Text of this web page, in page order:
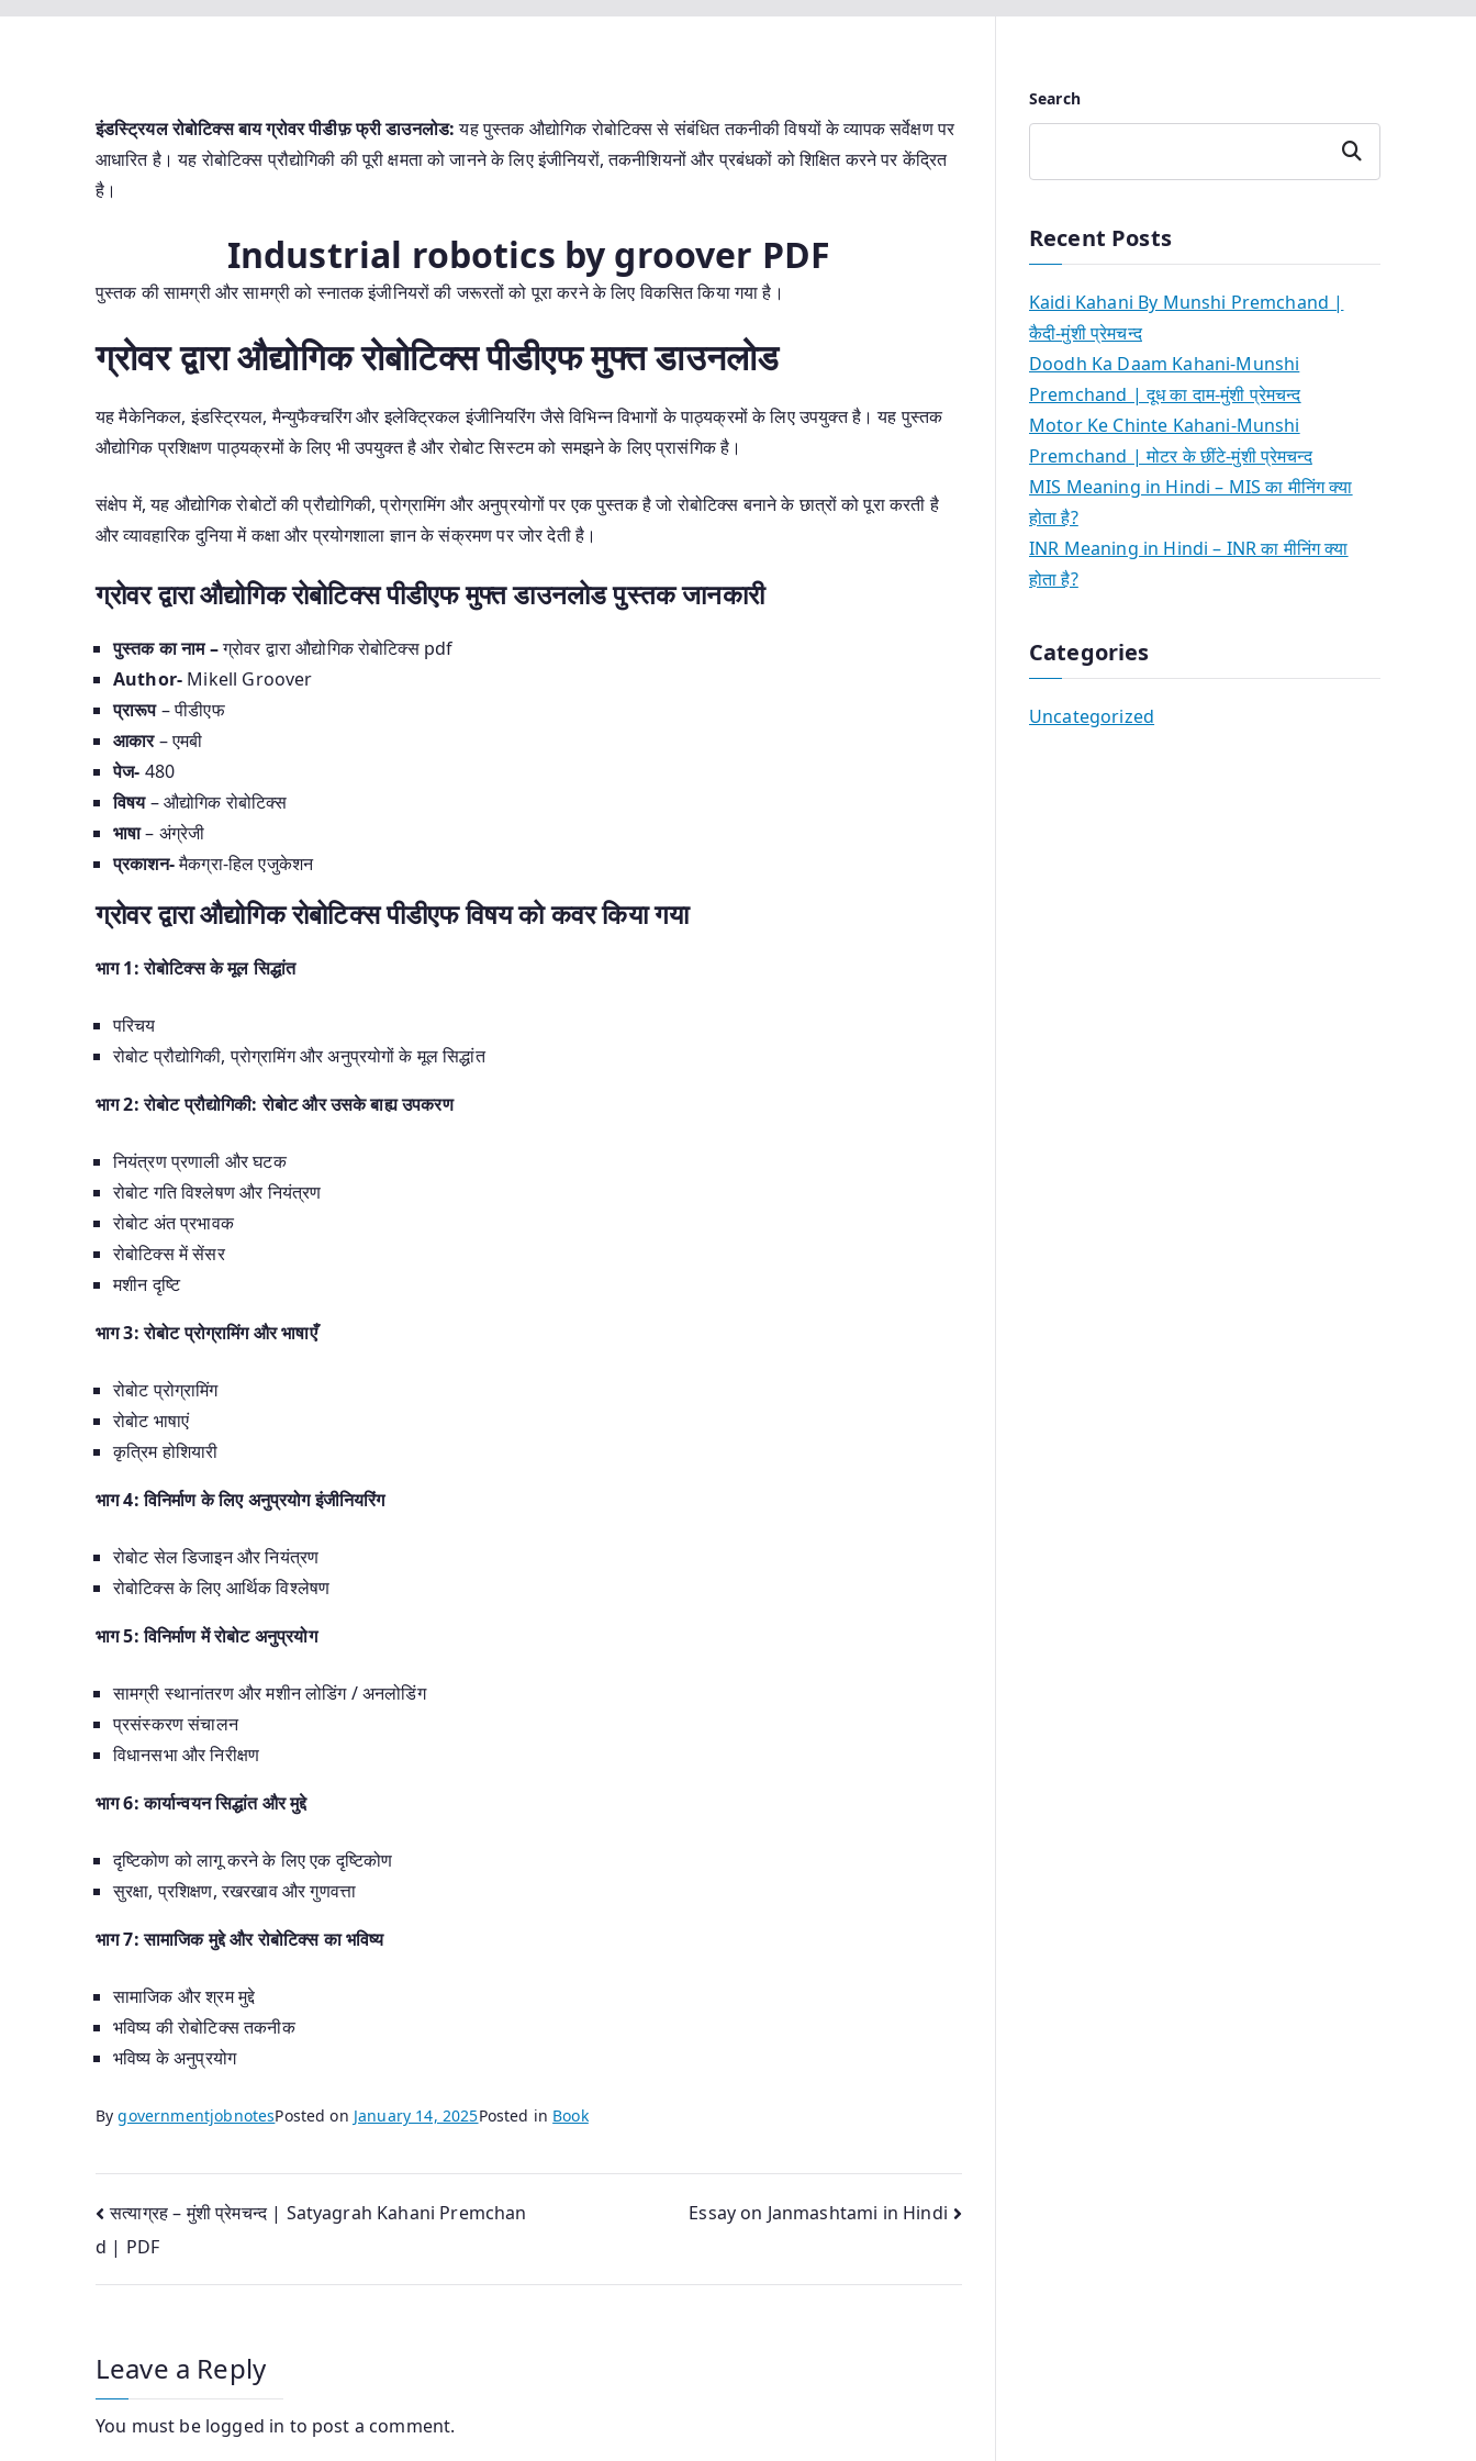
इंडस्ट्रियल रोबोटिक्स बाय ग्रोवर पीडीफ़ फ्री डाउनलोड:यह पुस्तक औद्योगिक रोबोटिक्स से संबंधित तकनीकी विषयों के व्यापक सर्वेक्षण पर
आधारित है। यह रोबोटिक्स प्रौद्योगिकी की पूरी क्षमता को जानने के लिए इंजीनियरों, तकनीशियनों और प्रबंधकों को शिक्षित करने पर केंद्रित
है।
Industrial robotics by groover PDF
पुस्तक की सामग्री और सामग्री को स्नातक इंजीनियरों की जरूरतों को पूरा करने के लिए विकसित किया गया है।
ग्रोवर द्वारा औद्योगिक रोबोटिक्स पीडीएफ मुफ्त डाउनलोड
यह मैकेनिकल, इंडस्ट्रियल, मैन्युफैक्चरिंग और इलेक्ट्रिकल इंजीनियरिंग जैसे विभिन्न विभागों के पाठ्यक्रमों के लिए उपयुक्त है। यह पुस्तक
औद्योगिक प्रशिक्षण पाठ्यक्रमों के लिए भी उपयुक्त है और रोबोट सिस्टम को समझने के लिए प्रासंगिक है।
संक्षेप में, यह औद्योगिक रोबोटों की प्रौद्योगिकी, प्रोग्रामिंग और अनुप्रयोगों पर एक पुस्तक है जो रोबोटिक्स बनाने के छात्रों को पूरा करती है
और व्यावहारिक दुनिया में कक्षा और प्रयोगशाला ज्ञान के संक्रमण पर जोर देती है।
ग्रोवर द्वारा औद्योगिक रोबोटिक्स पीडीएफ मुफ्त डाउनलोड पुस्तक जानकारी
पुस्तक का नाम –ग्रोवर द्वारा औद्योगिक रोबोटिक्स pdf
Author- Mikell Groover
प्रारूप– पीडीएफ
आकार– एमबी
पेज- 480
विषय– औद्योगिक रोबोटिक्स
भाषा– अंग्रेजी
प्रकाशन-मैकग्रा-हिल एजुकेशन
ग्रोवर द्वारा औद्योगिक रोबोटिक्स पीडीएफ विषय को कवर किया गया
भाग 1: रोबोटिक्स के मूल सिद्धांत
परिचय
रोबोट प्रौद्योगिकी, प्रोग्रामिंग और अनुप्रयोगों के मूल सिद्धांत
भाग 2: रोबोट प्रौद्योगिकी: रोबोट और उसके बाह्य उपकरण
नियंत्रण प्रणाली और घटक
रोबोट गति विश्लेषण और नियंत्रण
रोबोट अंत प्रभावक
रोबोटिक्स में सेंसर
मशीन दृष्टि
भाग 3: रोबोट प्रोग्रामिंग और भाषाएँ
रोबोट प्रोग्रामिंग
रोबोट भाषाएं
कृत्रिम होशियारी
भाग 4: विनिर्माण के लिए अनुप्रयोग इंजीनियरिंग
रोबोट सेल डिजाइन और नियंत्रण
रोबोटिक्स के लिए आर्थिक विश्लेषण
भाग 5: विनिर्माण में रोबोट अनुप्रयोग
सामग्री स्थानांतरण और मशीन लोडिंग / अनलोडिंग
प्रसंस्करण संचालन
विधानसभा और निरीक्षण
भाग 6: कार्यान्वयन सिद्धांत और मुद्दे
दृष्टिकोण को लागू करने के लिए एक दृष्टिकोण
सुरक्षा, प्रशिक्षण, रखरखाव और गुणवत्ता
भाग 7: सामाजिक मुद्दे और रोबोटिक्स का भविष्य
सामाजिक और श्रम मुद्दे
भविष्य की रोबोटिक्स तकनीक
भविष्य के अनुप्रयोग
BygovernmentjobnotesPosted on January 14, 2025Posted in Book
Post
navigation
सत्याग्रह – मुंशी प्रेमचन्द | Satyagrah Kahani Premchan
d | PDF
Essay on Janmashtami in Hindi
Leave a Reply
You must be logged in to post a comment.
Search
Search
Recent Posts
Kaidi Kahani By Munshi Premchand |
कैदी-मुंशी प्रेमचन्द
Doodh Ka Daam Kahani-Munshi
Premchand | दूध का दाम-मुंशी प्रेमचन्द
Motor Ke Chinte Kahani-Munshi
Premchand | मोटर के छींटे-मुंशी प्रेमचन्द
MIS Meaning in Hindi – MIS का मीनिंग क्या
होता है?
INR Meaning in Hindi – INR का मीनिंग क्या
होता है?
Categories
Uncategorized